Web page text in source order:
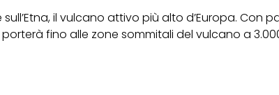
il vulcano attivo più alto d’Europa. Con
fino alle zone sommitali del vulcano a